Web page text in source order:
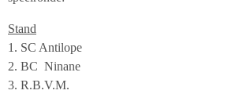
Stand
1. SC Antilope
2. BC Ninane
3. R.B.V.M.